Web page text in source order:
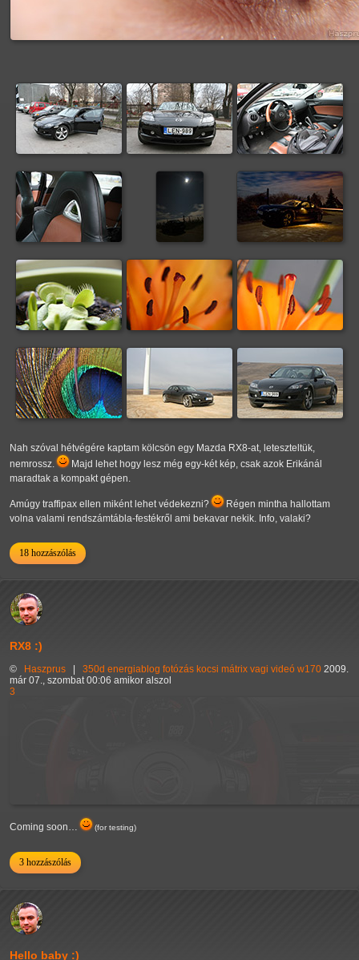
Nah szóval hétvégére kaptam kölcsön egy Mazda RX8-at, leteszteltük,
nemrossz.
Majd lehet hogy lesz még egy-két kép, csak azok Erikánál
maradtak a kompakt gépen.
Amúgy traffipax ellen miként lehet védekezni?
Régen mintha hallottam
volna valami rendszámtábla-festékről ami bekavar nekik. Info, valaki?
18 hozzászólás
RX8 :)
© Haszprus 350d energiablog fotózás kocsi mátrix vagi videó w170 2009.
már 07., szombat 00:06 amikor alszol
3
Coming soon… (for testing)
3 hozzászólás
Hello baby :)